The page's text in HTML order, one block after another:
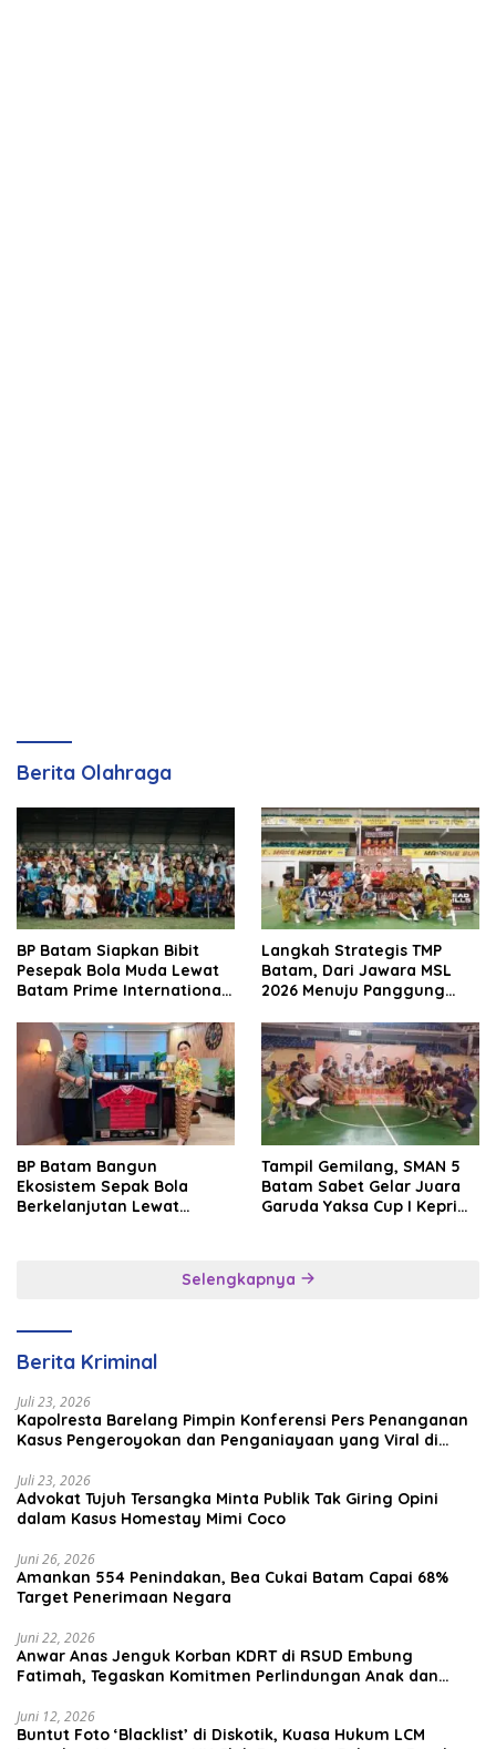
Berita Olahraga
BP Batam Siapkan Bibit
Pesepak Bola Muda Lewat
Batam Prime International
Langkah Strategis TMP
Batam, Dari Jawara MSL
2026 Menuju Panggung
BP Batam Bangun
Ekosistem Sepak Bola
Berkelanjutan Lewat
Tampil Gemilang, SMAN 5
Batam Sabet Gelar Juara
Garuda Yaksa Cup I Kepri
Selengkapnya
Berita Kriminal
Juli 23, 2026
Kapolresta Barelang Pimpin Konferensi Pers Penanganan
Kasus Pengeroyokan dan Penganiayaan yang Viral di
Juli 23, 2026
Advokat Tujuh Tersangka Minta Publik Tak Giring Opini
dalam Kasus Homestay Mimi Coco
Juni 26, 2026
Amankan 554 Penindakan, Bea Cukai Batam Capai 68%
Target Penerimaan Negara
Juni 22, 2026
Anwar Anas Jenguk Korban KDRT di RSUD Embung
Fatimah, Tegaskan Komitmen Perlindungan Anak dan
Juni 12, 2026
Buntut Foto ‘Blacklist’ di Diskotik, Kuasa Hukum LCM